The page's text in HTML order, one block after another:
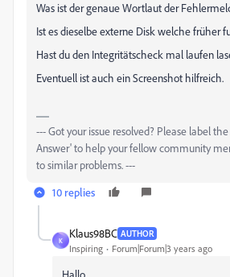
Was ist der genaue Wortlaut der
Ist es dieselbe externe Disk welche früher
Hast du den Integritätscheck mal laufen
Eventuell ist auch ein Screenshot hilfreich.
--- Got your issue resolved? Please label
Answer' to help your fellow community
to similar problems. ---
10 replies
K
Klaus98BC AUTHOR
Inspiring Forum|Forum|3 years ago
Hallo,